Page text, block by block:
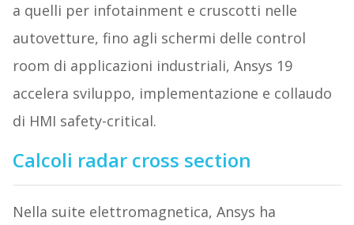
a quelli per infotainment e cruscotti nelle
autovetture, fino agli schermi delle control
room di applicazioni industriali, Ansys 19
accelera sviluppo, implementazione e collaudo
di HMI safety-critical.
Calcoli radar cross section
Nella suite elettromagnetica, Ansys ha